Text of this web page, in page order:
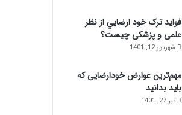
فواید ترک خود ارضايي از نظر
علمی و پزشکی چیست؟
شهریور 12, 1401
مهم‌ترین عوارض خودارضایی که
باید بدانید
تیر 27, 1401